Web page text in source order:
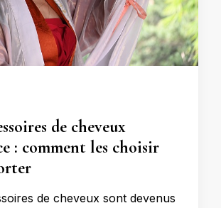
de cheveux
: comment les choisir
de cheveux sont devenus